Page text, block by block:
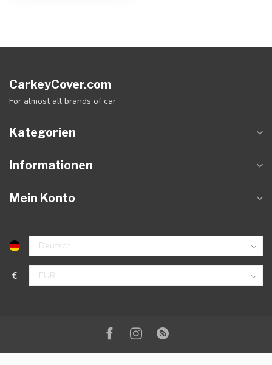
CarkeyCover.com
For almost all brands of car
Kategorien
Informationen
Mein Konto
€